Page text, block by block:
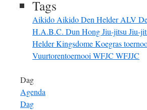
Tags
Aikido Aikido Den HelderALV
H.A.B.C. Dun HongJiu-jitsu Jiu-
HelderKingsdomeKoegras
Vuurtorentoernooi WFJC WFJJC
Dag
Agenda
Dag